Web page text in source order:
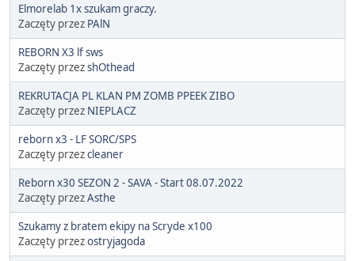
Elmorelab 1x szukam graczy.
Zaczęty przez PAlN
REBORN X3 lf sws
Zaczęty przezshOthead
REKRUTACJA PL KLAN PM ZOMB PPEEK ZIBO
Zaczęty przez NIEPLACZ
reborn x3 - LF SORC/SPS
Zaczęty przezcleaner
Reborn x30 SEZON 2 - SAVA - Start 08.07.2022
Zaczęty przezAsthe
Szukamy z bratem ekipy na Scryde x100
Zaczęty przezostryjagoda